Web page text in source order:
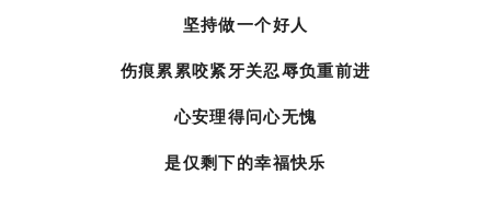
坚持做一个好人
伤痕累累咬紧牙关忍辱负重前进
心安理得问心无愧
是仅剩下的幸福快乐